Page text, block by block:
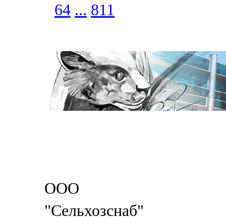
64 ... 811
ООО
"Сельхозснаб"